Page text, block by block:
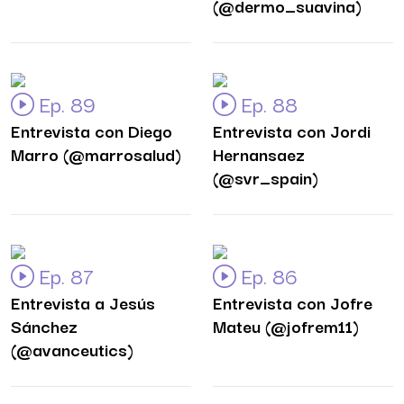
Ep. 89
Entrevista con Diego
Marro (@marrosalud)
Ep. 88
Entrevista con Jordi
Hernansaez
(@svr_spain)
Ep. 87
Entrevista a Jesús
Sánchez
(@avanceutics)
Ep. 86
Entrevista con Jofre
Mateu (@jofrem11)